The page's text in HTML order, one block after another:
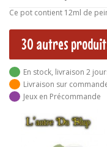
Ce pot contient 12ml de
30 autres
En stock, livraison 2
Livraison sur
Jeux en Précommande